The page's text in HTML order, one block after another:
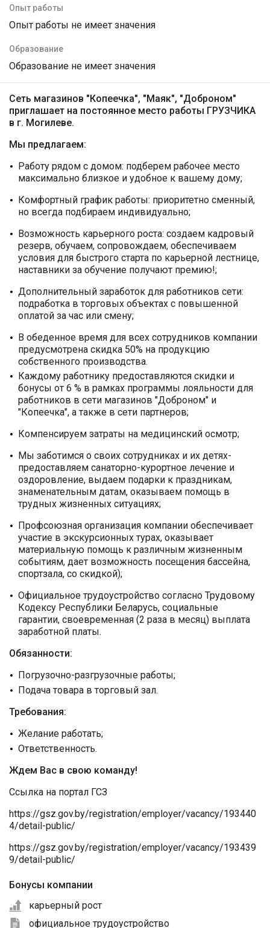
Опыт работы
Опыт работы не имеет значения
Образование
Образование не имеет значения
Сеть магазинов "Копеечка", "Маяк", "Доброном"
приглашает на постоянное место работы ГРУЗЧИКА
в г. Могилеве.
Мы предлагаем:
Работу рядом с домом: подберем рабочее место
максимально близкое и удобное к вашему дому;
Комфортный график работы: приоритетно сменный,
но всегда подбираем индивидуально;
Возможность карьерного роста: создаем кадровый
резерв, обучаем, сопровождаем, обеспечиваем
условия для быстрого старта по карьерной лестнице,
наставники за обучение получают премию!;
Дополнительный заработок для работников сети:
подработка в торговых объектах с повышенной
оплатой за час или смену;
В обеденное время для всех сотрудников компании
предусмотрена скидка 50% на продукцию
собственного производства.
Каждому работнику предоставляются скидки и
бонусы от 6 % в рамках программы лояльности для
работников в сети магазинов "Доброном" и
"Копеечка", а также в сети партнеров;
Компенсируем затраты на медицинский осмотр;
Мы заботимся о своих сотрудниках и их детях-
предоставляем санаторно-курортное лечение и
оздоровление, выдаем подарки к праздникам,
знаменательным датам, оказываем помощь в
трудных жизненных ситуациях;
Профсоюзная организация компании обеспечивает
участие в экскурсионных турах, оказывает
материальную помощь к различным жизненным
событиям, дает возможность посещения бассейна,
спортзала, со скидкой);
Официальное трудоустройство согласно Трудовому
Кодексу Республики Беларусь, социальные
гарантии, своевременная (2 раза в месяц) выплата
заработной платы.
Обязанности:
Погрузочно-разгрузочные работы;
Подача товара в торговый зал.
Требования:
Желание работать;
Ответственность.
Ждем Вас в свою команду!
Ссылка на портал ГСЗ
https://gsz.gov.by/registration/employer/vacancy/193440
4/detail-public/
https://gsz.gov.by/registration/employer/vacancy/193439
9/detail-public/
Бонусы компании
карьерный рост
официальное трудоустройство